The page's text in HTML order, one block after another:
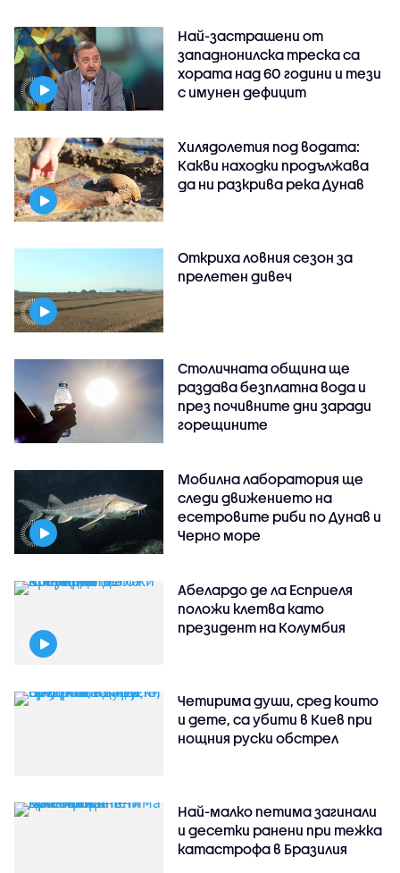
Най-застрашени от
западнонилска треска са
хората над 60 години и тези
с имунен дефицит
Хилядолетия под водата:
Какви находки продължава
да ни разкрива река Дунав
Откриха ловния сезон за
прелетен дивеч
Столичната община ще
раздава безплатна вода и
през почивните дни заради
горещините
Мобилна лаборатория ще
следи движението на
есетровите риби по Дунав и
Черно море
Абелардо де ла Есприеля
положи клетва като
президент на Колумбия
Четирима души, сред които
и дете, са убити в Киев при
нощния руски обстрел
Най-малко петима загинали
и десетки ранени при тежка
катастрофа в Бразилия